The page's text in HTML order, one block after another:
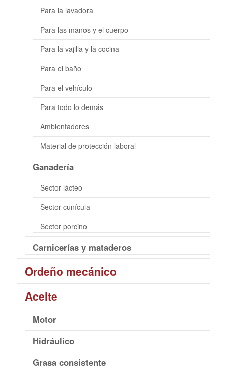
Para la lavadora
Para las manos y el cuerpo
Para la vajilla y la cocina
Para el baño
Para el vehículo
Para todo lo demás
Ambientadores
Material de protección laboral
Ganadería
Sector lácteo
Sector cunícula
Sector porcino
Carnicerías y mataderos
Ordeño mecánico
Aceite
Motor
Hidráulico
Grasa consistente